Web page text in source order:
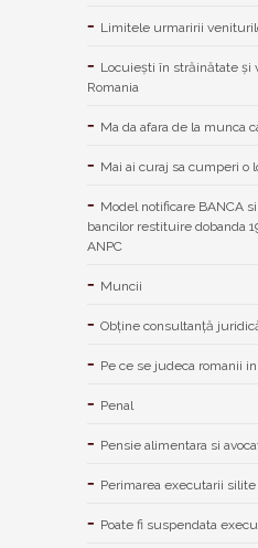
Limitele urmaririi
Locuiești în străinătate și
Romania
Ma da afara de la munca
Mai ai curaj sa cumperi o
Model notificare BANCA
bancilor restituire dobanda
ANPC
Muncii
Obține consultanță
Pe ce se judeca romanii
Penal
Pensie alimentara si
Perimarea executarii silite
Poate fi suspendata